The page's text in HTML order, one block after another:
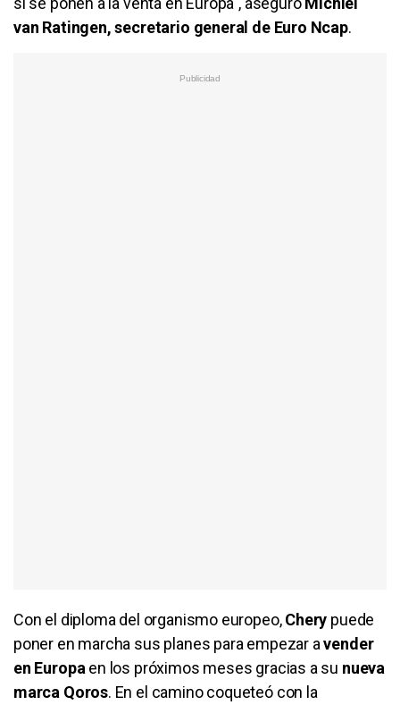
van Ratingen, secretario general de Euro Ncap.
Con el diploma del organismo europeo,Chery puede
poner en marcha sus planes para empezar avender
en Europa en los próximos meses gracias a su nueva
marca Qoros. En el camino coqueteó con la